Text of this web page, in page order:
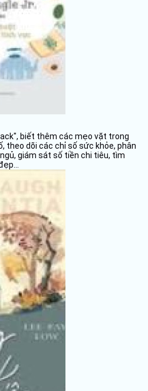
biết thêm các mẹo vặt trong
theo dõi các chỉ số sức khỏe, phân
giám sát số tiền chi tiêu, tìm